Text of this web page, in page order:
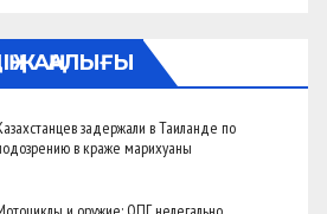
ЖАҢАЛЫҒЫ
задержали в Таиланде по
в краже марихуаны